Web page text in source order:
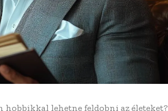
lehetne feldobni az életeket?